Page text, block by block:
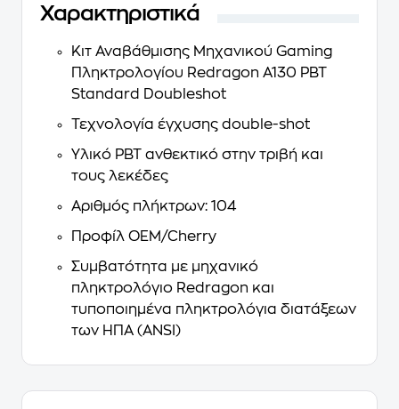
Χαρακτηριστικά
Κιτ Αναβάθμισης Μηχανικού Gaming
Πληκτρολογίου Redragon A130 PBT
Standard Doubleshot
Τεχνολογία έγχυσης double-shot
Υλικό PBT ανθεκτικό στην τριβή και
τους λεκέδες
Αριθμός πλήκτρων: 104
Προφίλ OEM/Cherry
Συμβατότητα με μηχανικό
πληκτρολόγιο Redragon και
τυποποιημένα πληκτρολόγια διατάξεων
των ΗΠΑ (ANSI)